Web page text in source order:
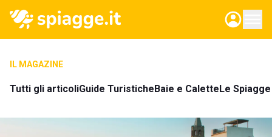
IL MAGAZINE
Tutti gli articoliGuide TuristicheBaie e CaletteLe